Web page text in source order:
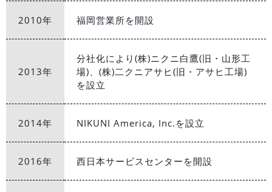
2010年 福岡営業所を開設
2013年
分社化により(株)ニクニ白鷹(旧・山形工
場)、(株)二クニアサヒ(旧・アサヒ工場)
を設立
2014年 NIKUNI America, Inc.を設立
2016年 西日本サービスセンターを開設